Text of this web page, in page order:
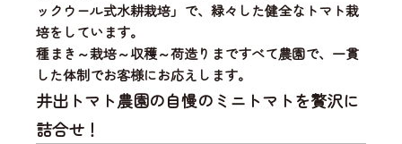
ックウール式水耕栽培」 で、緑々した健全なトマト栽
培をしています。
種まき～栽培～収穫～荷造りまですべて農園で、一貫
した体制でお客様にお応えします。
井出トマト農園の自慢のミニトマトを贅沢に
詰合せ！